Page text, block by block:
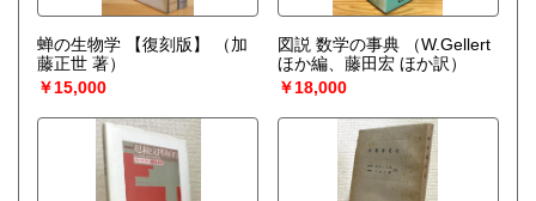
蝉の生物学 【復刻版】
（加
藤正世 著）
￥15,000
図説 数学の事典
（W.Gellert
ほか編、藤田宏 ほか訳）
￥18,000